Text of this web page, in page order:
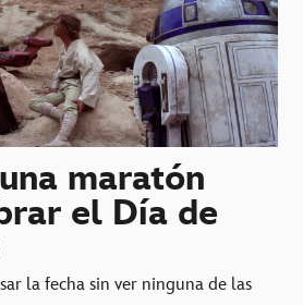
maratón
el Día de
la fecha sin ver ninguna de las